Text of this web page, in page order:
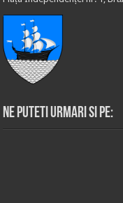
Ne puteti urmari si pe: